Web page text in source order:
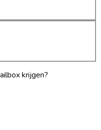
krijgen?